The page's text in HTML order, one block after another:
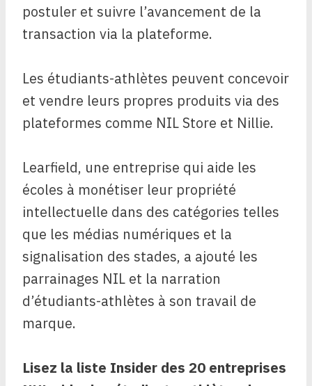
postuler et suivre l’avancement de la
transaction via la plateforme.
Les étudiants-athlètes peuvent concevoir
et vendre leurs propres produits via des
plateformes comme NIL Store et Nillie.
Learfield, une entreprise qui aide les
écoles à monétiser leur propriété
intellectuelle dans des catégories telles
que les médias numériques et la
signalisation des stades, a ajouté les
parrainages NIL et la narration
d’étudiants-athlètes à son travail de
marque.
Lisez la liste Insider des 20 entreprises